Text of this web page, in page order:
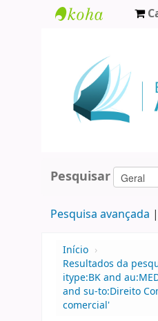
Agamenon
Magalhães
Pesquisar
Pesquisa avançada
Início ›
Resultados da
itype:BK and
and su-to:Direito
comercial'